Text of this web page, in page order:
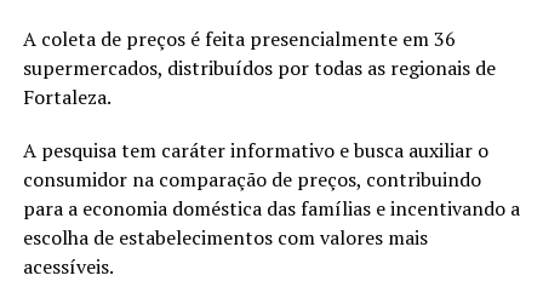
A coleta de preços é feita presencialmente em 36
supermercados, distribuídos por todas as regionais de
Fortaleza.
A pesquisa tem caráter informativo e busca auxiliar o
consumidor na comparação de preços, contribuindo
para a economia doméstica das famílias e incentivando a
escolha de estabelecimentos com valores mais
acessíveis.